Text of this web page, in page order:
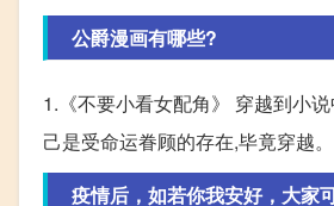
公爵漫画有哪些?
1.《不要小看女配角》 穿越到小
己是受命运眷顾的存在,毕竟穿越。
疫情后，如若你我安好，大家